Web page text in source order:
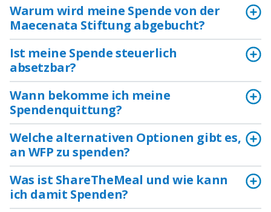
Warum wird meine Spende von der
Maecenata Stiftung abgebucht?
Ist meine Spende steuerlich
absetzbar?
Wann bekomme ich meine
Spendenquittung?
Welche alternativen Optionen gibt es,
an WFP zu spenden?
Was ist ShareTheMeal und wie kann
ich damit Spenden?